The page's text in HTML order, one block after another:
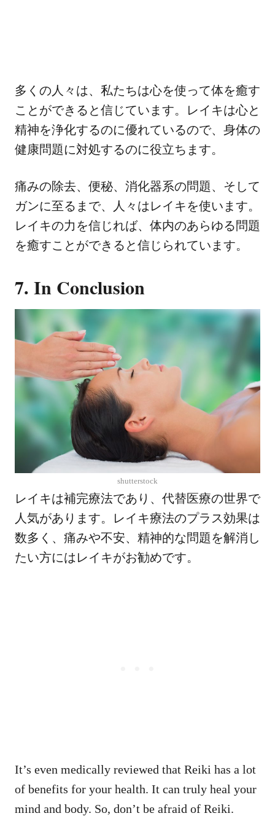
多くの人々は、私たちは心を使って体を癒す
ことができると信じています。レイキは心と
精神を浄化するのに優れているので、身体の
健康問題に対処するのに役立ちます。
痛みの除去、便秘、消化器系の問題、そして
ガンに至るまで、人々はレイキを使います。
レイキの力を信じれば、体内のあらゆる問題
を癒すことができると信じられています。
7. In Conclusion
shutterstock
レイキは補完療法であり、代替医療の世界で
人気があります。レイキ療法のプラス効果は
数多く、痛みや不安、精神的な問題を解消し
たい方にはレイキがお勧めです。
It’s even medically reviewed that Reiki has a lot
of benefits for your health. It can truly heal your
mind and body. So, don’t be afraid of Reiki.